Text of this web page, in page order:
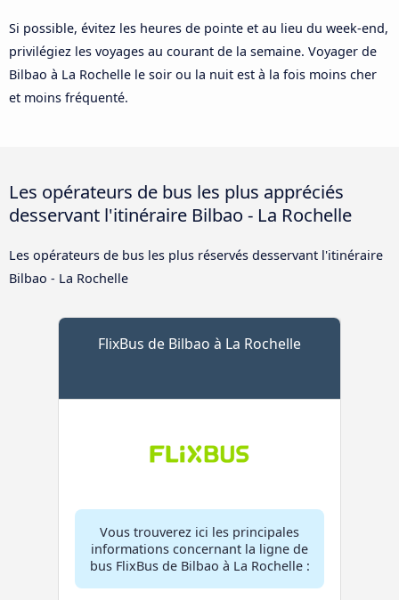
Si possible, évitez les heures de pointe et au lieu du week-end,
privilégiez les voyages au courant de la semaine. Voyager de
Bilbao à La Rochelle le soir ou la nuit est à la fois moins cher
et moins fréquenté.
Les opérateurs de bus les plus appréciés
desservant l'itinéraire Bilbao - La Rochelle
Les opérateurs de bus les plus réservés desservant l'itinéraire
Bilbao - La Rochelle
FlixBus de Bilbao à La Rochelle
Vous trouverez ici les principales
informations concernant la ligne de
bus FlixBus de Bilbao à La Rochelle :